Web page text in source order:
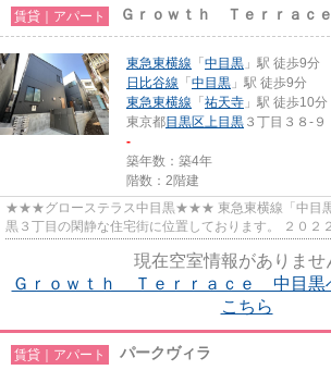
賃貸｜アパート Ｇｒｏｗｔｈ Ｔｅｒｒａｃ
東急東横線 「 中目黒 」駅 徒歩9分
日比谷線 「 中目黒 」駅 徒歩9分
東急東横線 「 祐天寺 」駅 徒歩10分
東京都目黒区上目黒 ３丁目３８-９
-
築年数：築4年
階数：2階建
★★★グローステラス中目黒★★★ 東急東横線「中目黒
黒３丁目の閑静な住宅街に位置しております。 ２０２
現在空室情報がありませ
Ｇｒｏｗｔｈ Ｔｅｒｒａｃｅ 中目黒
こちら
賃貸｜アパート パークヴィラ